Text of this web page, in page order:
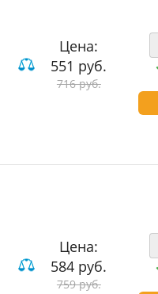
Цена:
551 руб.
716 руб.
Цена:
584 руб.
759 руб.